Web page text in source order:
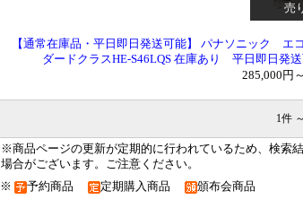
売
【通常在庫品・平日即日発送可能】 パナソニック
ダードクラスHE-S46LQS 在庫あり 平日即日発
285,000円
1件
※商品ページの更新が定期的に行われているため、検索
場合がございます。ご注意ください。
※ 予約商品 定期購入商品 頒布会商品